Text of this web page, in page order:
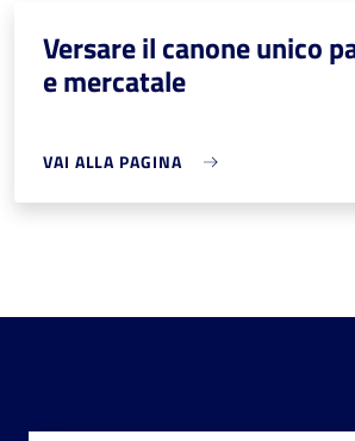
Versare il canone unico
e mercatale
VAI ALLA PAGINA